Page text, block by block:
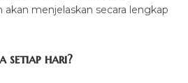
menjelaskan secara lengkap
setiap hari?